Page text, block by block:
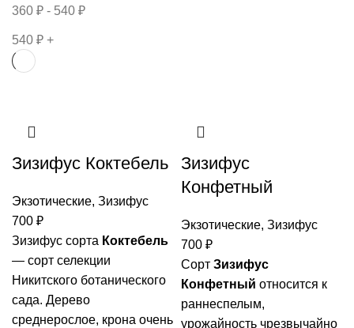
360 ₽ - 540 ₽
540 ₽ +
Зизифус Коктебель
Экзотические, Зизифус
700 ₽
Зизифус сорта Коктебель
— сорт селекции
Никитского ботанического
сада. Дерево
среднерослое, крона очень
Зизифус
Конфетный
Экзотические, Зизифус
700 ₽
Сорт Зизифус
Конфетный относится к
раннеспелым,
урожайность чрезвычайно